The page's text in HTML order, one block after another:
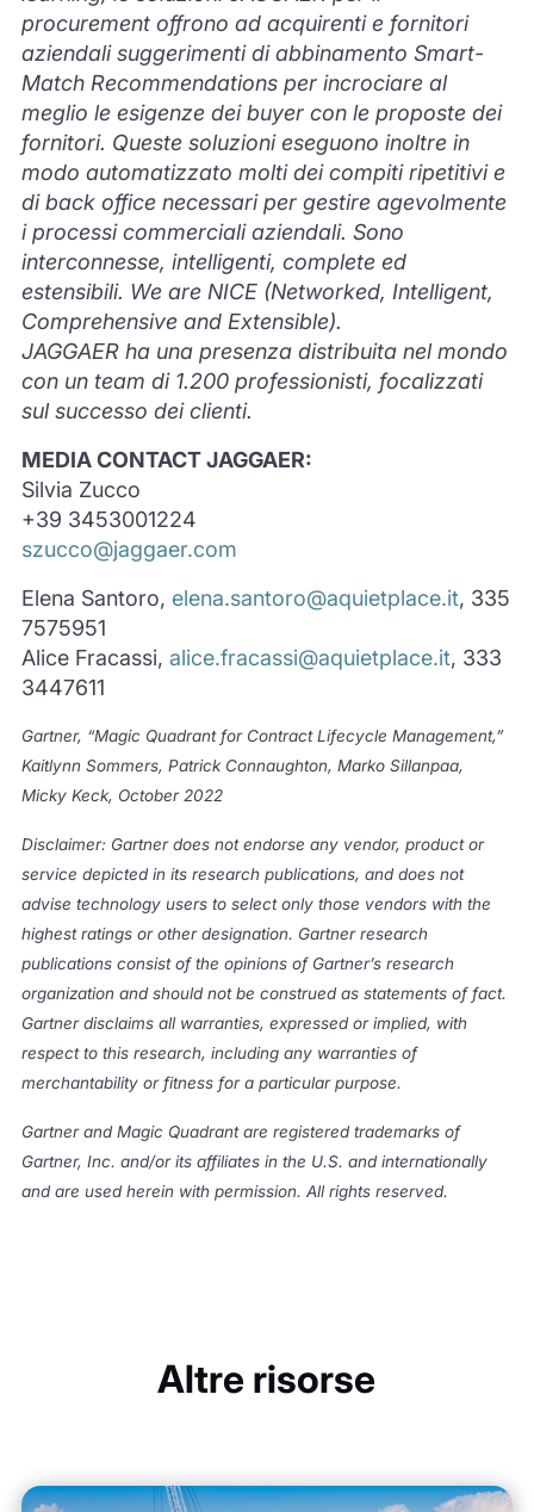
procurement offrono ad acquirenti e fornitori
aziendali suggerimenti di abbinamento Smart-
Match Recommendations per incrociare al
meglio le esigenze dei buyer con le proposte dei
fornitori. Queste soluzioni eseguono inoltre in
modo automatizzato molti dei compiti ripetitivi e
di back office necessari per gestire agevolmente
i processi commerciali aziendali. Sono
interconnesse, intelligenti, complete ed
estensibili. We are NICE (Networked, Intelligent,
Comprehensive and Extensible).
JAGGAER ha una presenza distribuita nel mondo
con un team di 1.200 professionisti, focalizzati
sul successo dei clienti.
MEDIA CONTACT JAGGAER:
Silvia Zucco
+39 3453001224
szucco@jaggaer.com
Elena Santoro, elena.santoro@aquietplace.it, 335
7575951
Alice Fracassi, alice.fracassi@aquietplace.it, 333
3447611
Gartner, “Magic Quadrant for Contract Lifecycle Management,”
Kaitlynn Sommers, Patrick Connaughton, Marko Sillanpaa,
Micky Keck, October 2022
Disclaimer: Gartner does not endorse any vendor, product or
service depicted in its research publications, and does not
advise technology users to select only those vendors with the
highest ratings or other designation. Gartner research
publications consist of the opinions of Gartner’s research
organization and should not be construed as statements of fact.
Gartner disclaims all warranties, expressed or implied, with
respect to this research, including any warranties of
merchantability or fitness for a particular purpose.
Gartner and Magic Quadrant are registered trademarks of
Gartner, Inc. and/or its affiliates in the U.S. and internationally
and are used herein with permission. All rights reserved.
Altre risorse